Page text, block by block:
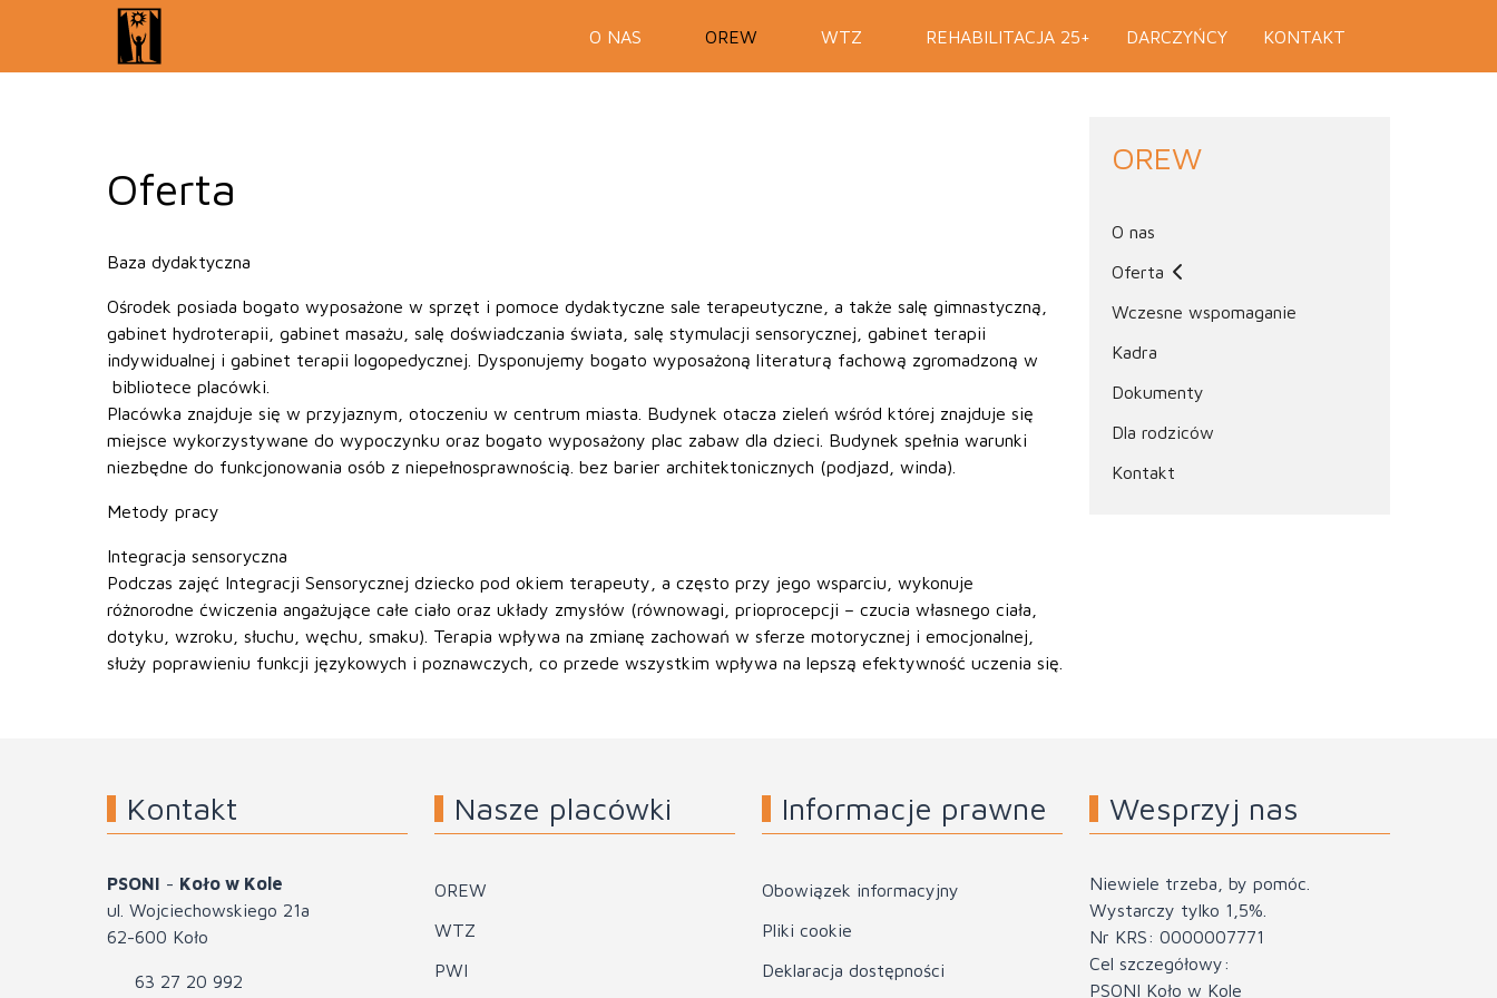
O NAS OREW WTZ REHABILITACJA 25+ DARCZYŃCY KONTAKT
Oferta
Baza dydaktyczna
Ośrodek posiada bogato wyposażone w sprzęt i pomoce dydaktyczne sale terapeutyczne, a także salę gimnastyczną,
gabinet hydroterapii, gabinet masażu, salę doświadczania świata, salę stymulacji sensorycznej, gabinet terapii
indywidualnej i gabinet terapii logopedycznej. Dysponujemy bogato wyposażoną literaturą fachową zgromadzoną w
bibliotece placówki.
Placówka znajduje się w przyjaznym, otoczeniu w centrum miasta. Budynek otacza zieleń wśród której znajduje się
miejsce wykorzystywane do wypoczynku oraz bogato wyposażony plac zabaw dla dzieci. Budynek spełnia warunki
niezbędne do funkcjonowania osób z niepełnosprawnością. bez barier architektonicznych (podjazd, winda).
Metody pracy
Integracja sensoryczna
Podczas zajęć Integracji Sensorycznej dziecko pod okiem terapeuty, a często przy jego wsparciu, wykonuje
różnorodne ćwiczenia angażujące całe ciało oraz układy zmysłów (równowagi, prioprocepcji – czucia własnego ciała,
dotyku, wzroku, słuchu, węchu, smaku). Terapia wpływa na zmianę zachowań w sferze motorycznej i emocjonalnej,
służy poprawieniu funkcji językowych i poznawczych, co przede wszystkim wpływa na lepszą efektywność uczenia się.
OREW
O nas
Oferta
Wczesne wspomaganie
Kadra
Dokumenty
Dla rodziców
Kontakt
Kontakt
PSONI - Koło w Kole
ul. Wojciechowskiego 21a
62-600 Koło
63 27 20 992
Nasze placówki
OREW
WTZ
PWI
Informacje prawne
Obowiązek informacyjny
Pliki cookie
Deklaracja dostępności
Wesprzyj nas
Niewiele trzeba, by pomóc.
Wystarczy tylko 1,5%.
Nr KRS: 0000007771
Cel szczegółowy:
PSONI Koło w Kole